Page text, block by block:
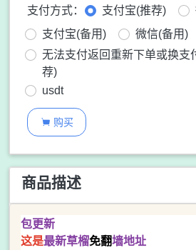
支付方式： 支付宝(推荐)
支付宝(备用)
微信(备用)
无法支付返回重新下单或换支
荐)
usdt
 购买
商品描述
包更新
这是最新草榴免翻墙地址